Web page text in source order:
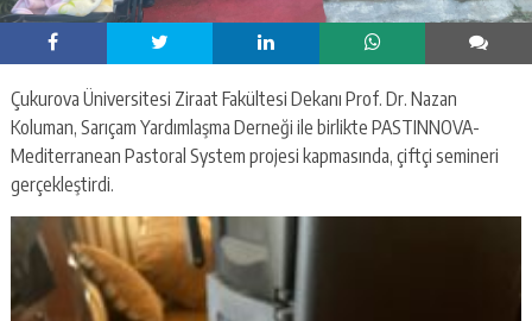
Çukurova Üniversitesi Ziraat Fakültesi Dekanı Prof. Dr. Nazan
Koluman, Sarıçam Yardımlaşma Derneği ile birlikte PASTINNOVA-
Mediterranean Pastoral System projesi kapmasında, çiftçi semineri
gerçekleştirdi.